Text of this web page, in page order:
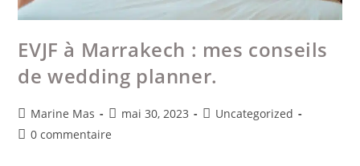
EVJF à Marrakech : mes conseils
de wedding planner.
Marine Mas mai 30, 2023
Uncategorized
0 commentaire